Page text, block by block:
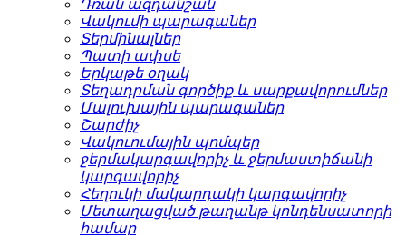
Դռան ազդանշան
Վակումի պարագաներ
Տերմինալներ
Պատի ափսե
Երկաթե օղակ
Տեղադրման գործիք և սարքավորումներ
Մալուխային պարագաներ
Շարժիչ
Վակուումային պոմպեր
ջերմակարգավորիչ և ջերմաստիճանի
կարգավորիչ
Հեղուկի մակարդակի կարգավորիչ
Մետաղացված թաղանթ կոնդենսատորի
համար